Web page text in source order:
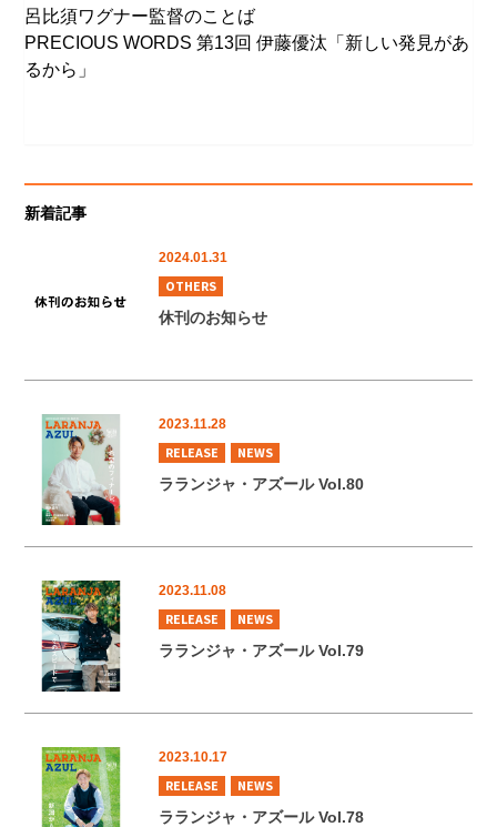
呂比須ワグナー監督のことば
PRECIOUS WORDS 第13回 伊藤優汰「新しい発見があ
るから」
新着記事
2024.01.31
OTHERS
休刊のお知らせ
2023.11.28
RELEASE NEWS
ラランジャ・アズール Vol.80
2023.11.08
RELEASE NEWS
ラランジャ・アズール Vol.79
2023.10.17
RELEASE NEWS
ラランジャ・アズール Vol.78